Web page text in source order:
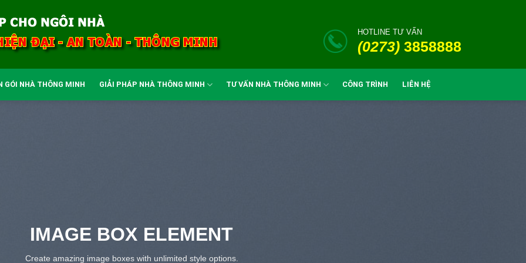
HOTLINE TƯ VẤN
(0273) 3858888
GÓI NHÀ THÔNG MINH GIẢI PHÁP NHÀ THÔNG MINH TƯ VẤN NHÀ THÔNG MINH CÔNG TRÌNH LIÊN HỆ
IMAGE BOX ELEMENT
Create amazing image boxes with unlimited style options.